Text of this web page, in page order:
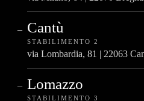
Cantù
STABILIMENTO 2
via Lombardia, 81 | 22063
Lomazzo
STABILIMENTO 3